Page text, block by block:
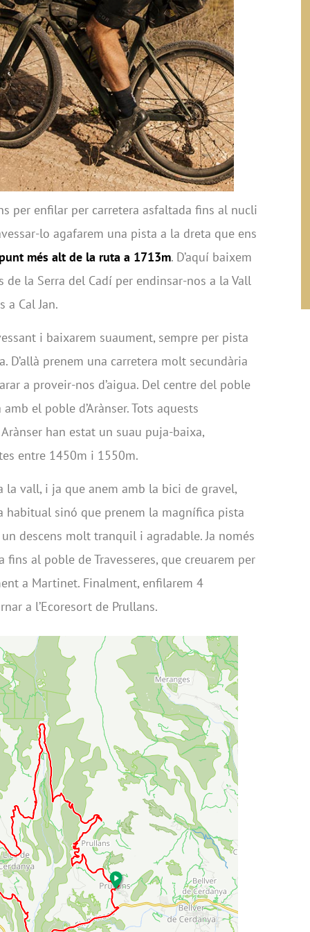
per enfilar per carretera asfaltada fins al nucli
lo agafarem una pista a la dreta que ens
més alt de la ruta a 1713m. D’aquí baixem
la Serra del Cadí per endinsar-nos a la Vall
a Cal Jan.
i baixarem suaument, sempre per pista
D’allà prenem una carretera molt secundària
a proveir-nos d’aigua. Del centre del poble
el poble d’Arànser. Tots aquests
han estat un suau puja-baixa,
entre 1450m i 1550m.
la vall, i ja que anem amb la bici de gravel,
habitual sinó que prenem la magnífica pista
descens molt tranquil i agradable. Ja només
al poble de Travesseres, que creuarem per
a Martinet. Finalment, enfilarem 4
a l’Ecoresort de Prullans.